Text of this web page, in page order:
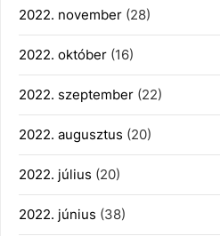
2022. november (28)
2022. október (16)
2022. szeptember (22)
2022. augusztus (20)
2022. július (20)
2022. június (38)